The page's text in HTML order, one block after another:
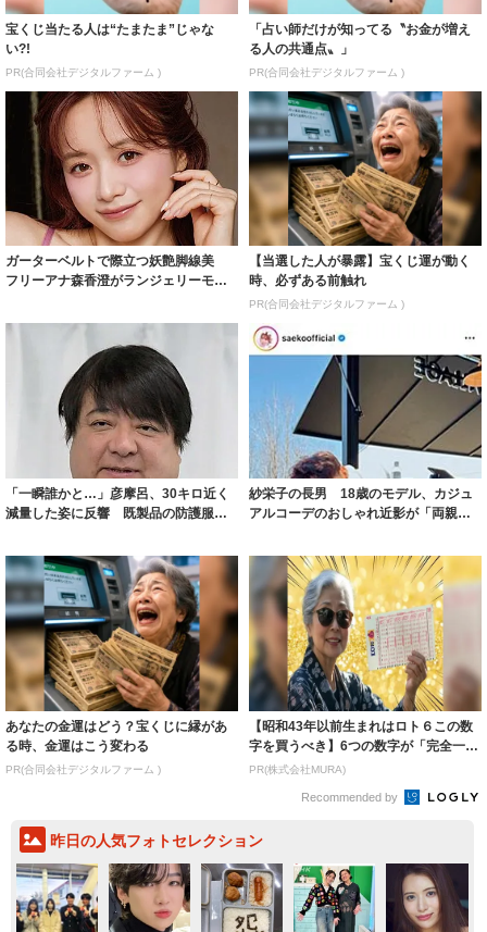
宝くじ当たる人は“たまたま”じゃな
い?!
PR(合同会社デジタルファーム )
「占い師だけが知ってる〝お金が増え
る人の共通点〟」
PR(合同会社デジタルファーム )
ガーターベルトで際立つ妖艶脚線美
フリーアナ森香澄がランジェリーモデ
【当選した人が暴露】宝くじ運が動く
時、必ずある前触れ
PR(合同会社デジタルファーム )
「一瞬誰かと…」彦摩呂、30キロ近く
減量した姿に反響 既製品の防護服が
紗栄子の長男 18歳のモデル、カジュ
アルコーデのおしゃれ近影が「両親の
あなたの金運はどう？宝くじに縁があ
る時、金運はこう変わる
PR(合同会社デジタルファーム )
【昭和43年以前生まれはロト６この数
字を買うべき】6つの数字が「完全一
致」する方...
PR(株式会社MURA)
Recommended by
昨日の人気フォトセレクション